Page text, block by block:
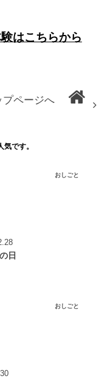
はこちらから
プページへ
です。
おしごと
日
おしごと